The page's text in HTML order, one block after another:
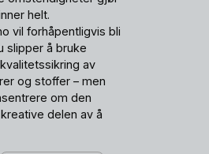
helt.
vil forhåpentligvis bli
slipper å bruke
av
og stoffer – men
om den
delen av å